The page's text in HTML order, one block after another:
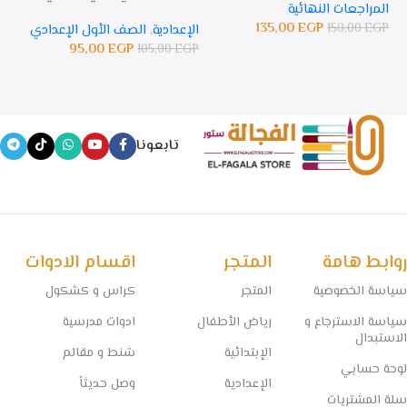
المراجعات النهائية
150,00EGP
135,00EGP
الإعدادية, الصف الأول الإعدادي
105,00EGP
95,00EGP
تابعونا
روابط هامة
سياسة الخصوصية
سياسة الاسترجاع و
الاستبدال
لوحة حسابي
سلة المشتريات
المتجر
المتجر
رياض الأطفال
الإبتدائية
الإعدادية
اقسام الادوات
كراس و كشكول
ادوات مدرسية
شنط و مقالم
وصل حديثاً